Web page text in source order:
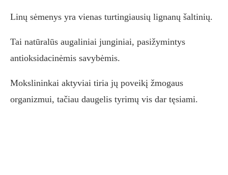
Linų sėmenys yra vienas turtingiausių lignanų šaltinių.
Tai natūralūs augaliniai junginiai, pasižymintys
antioksidacinėmis savybėmis.
Mokslininkai aktyviai tiria jų poveikį žmogaus
organizmui, tačiau daugelis tyrimų vis dar tęsiami.